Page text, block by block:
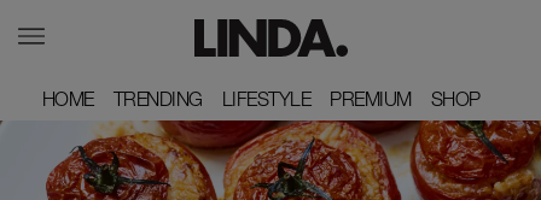
HOME
HOME TRENDING
TRENDING LIFESTYLE
LIFESTYLE PREMIUM
PREMIUM SHOP
SHOP